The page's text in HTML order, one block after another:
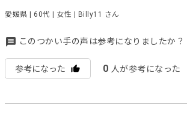
愛媛県 | 60代 | 女性 | Billy11 さん
このつかい手の声は参考になりましたか？
参考になった 0 人が参考になった